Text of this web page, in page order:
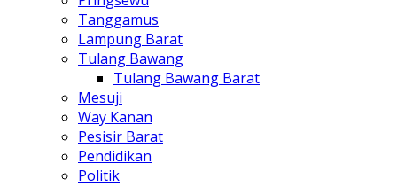
Tanggamus
Lampung Barat
Tulang Bawang
Tulang Bawang Barat
Mesuji
Way Kanan
Pesisir Barat
Pendidikan
Politik